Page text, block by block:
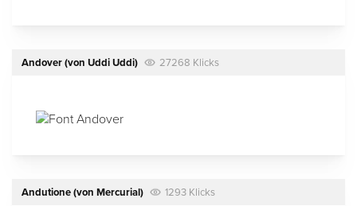
Andover(von Uddi Uddi) 27268 Klicks
Andutione(von Mercurial) 1293 Klicks